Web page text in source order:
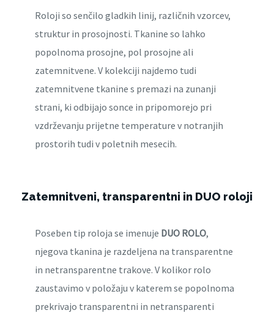
Roloji so senčilo gladkih linij, različnih vzorcev,
struktur in prosojnosti. Tkanine so lahko
popolnoma prosojne, pol prosojne ali
zatemnitvene. V kolekciji najdemo tudi
zatemnitvene tkanine s premazi na zunanji
strani, ki odbijajo sonce in pripomorejo pri
vzdrževanju prijetne temperature v notranjih
prostorih tudi v poletnih mesecih.
Zatemnitveni, transparentni in DUO roloji
Poseben tip roloja se imenuje DUO ROLO,
njegova tkanina je razdeljena na transparentne
in netransparentne trakove. V kolikor rolo
zaustavimo v položaju v katerem se popolnoma
prekrivajo transparentni in netransparenti